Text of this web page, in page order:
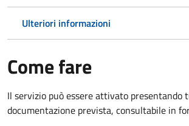
Ulteriori informazioni
Come fare
Il servizio può essere attivato presentando
documentazione prevista, consultabile in